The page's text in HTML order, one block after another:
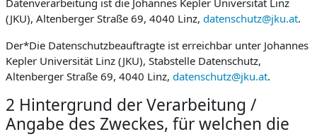
Datenverarbeitung ist die Johannes Kepler Universität Linz
(JKU), Altenberger Straße 69, 4040 Linz, datenschutz@jku.at.
Der*Die Datenschutzbeauftragte ist erreichbar unter Johannes
Kepler Universität Linz (JKU), Stabstelle Datenschutz,
Altenberger Straße 69, 4040 Linz, datenschutz@jku.at.
2 Hintergrund der Verarbeitung /
Angabe des Zweckes, für welchen die